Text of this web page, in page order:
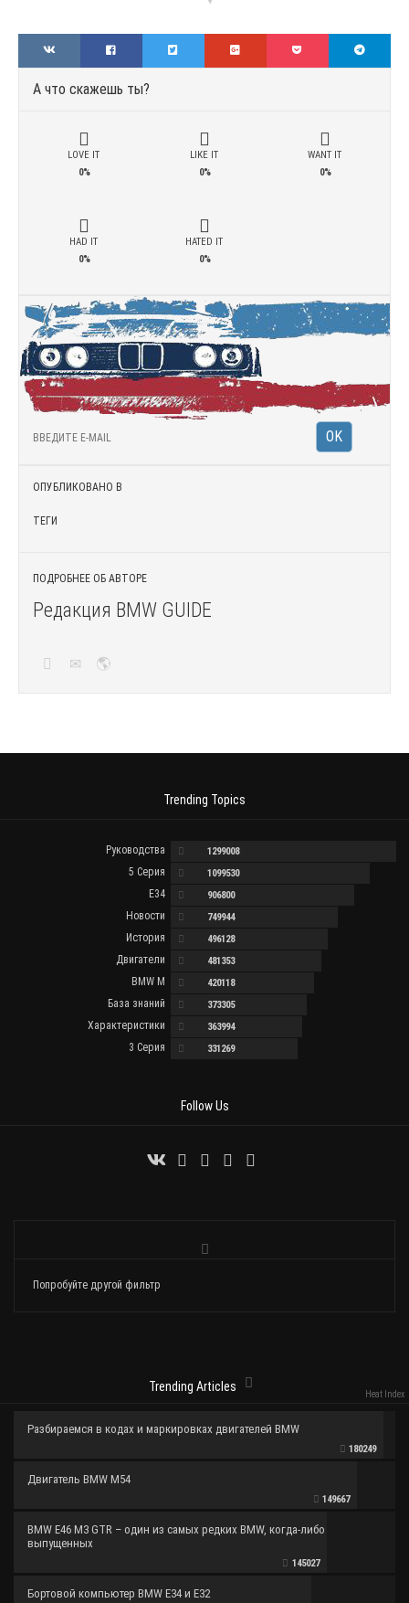
А что скажешь ты?
LOVE IT
0%
LIKE IT
0%
WANT IT
0%
HAD IT
0%
HATED IT
0%
ОПУБЛИКОВАНО В
ТЕГИ
ПОДРОБНЕЕ ОБ АВТОРЕ
Редакция BMW GUIDE
Trending Topics
Руководства 1299008
5 Серия 1099530
E34 906800
Новости 749944
История 496128
Двигатели 481353
BMW M 420118
База знаний 373305
Характеристики 363994
3 Серия 331269
Follow Us
Попробуйте другой фильтр
Trending Articles
Heat Index
Разбираемся в кодах и маркировках двигателей BMW
180249
Двигатель BMW M54
149667
BMW E46 M3 GTR – один из самых редких BMW, когда-либо
выпущенных
145027
Бортовой компьютер BMW E34 и E32